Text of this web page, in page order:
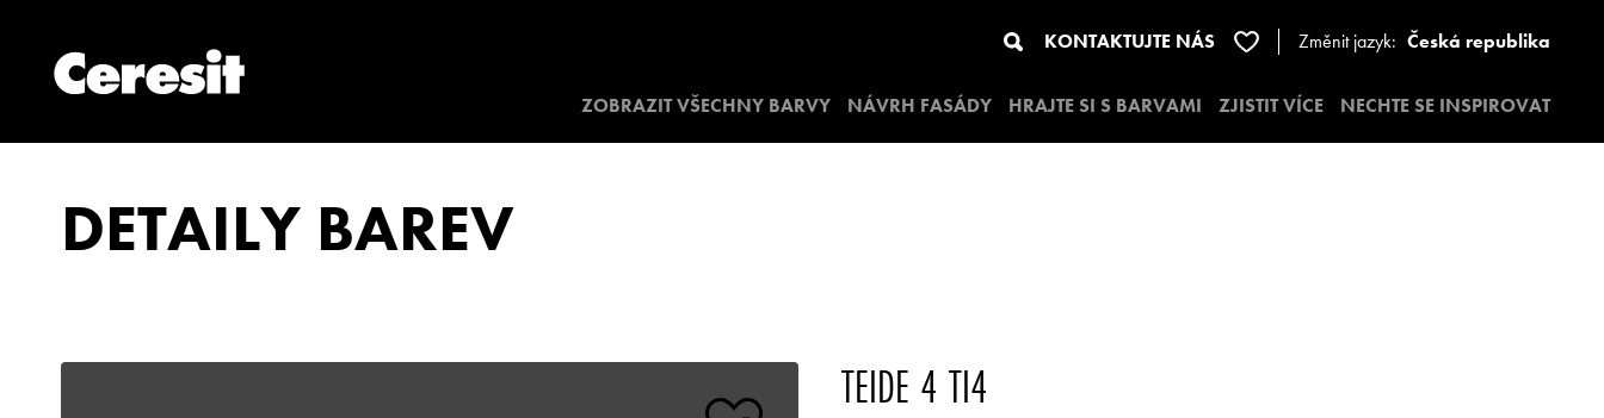
KONTAKTUJTE NÁS Změnit jazyk: Česká republika
ZOBRAZIT VŠECHNY BARVY NÁVRH FASÁDY HRAJTE SI S BARVAMI ZJISTIT VÍCE NECHTE SE INSPIROVAT
DETAILY BAREV
TEIDE 4 TI4